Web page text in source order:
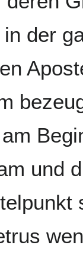
der
und